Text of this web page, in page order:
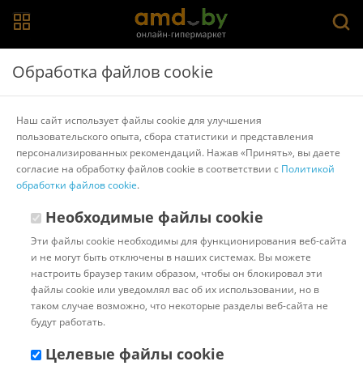
Главная > Каталог товаров
Банкетки, тумбы и полки для
обуви > MONOFIX
Банкетка MONOFIX Буно (оранжевый)
Другие товары MONOFIX
Обработка файлов cookie
Наш сайт использует файлы cookie для улучшения
пользовательского опыта, сбора статистики и представления
персонализированных рекомендаций. Нажав «Принять», вы даете
согласие на обработку файлов cookie в соответствии с Политикой
обработки файлов cookie.
Необходимые файлы cookie
Эти файлы cookie необходимы для функционирования веб-сайта
и не могут быть отключены в наших системах. Вы можете
настроить браузер таким образом, чтобы он блокировал эти
файлы cookie или уведомлял вас об их использовании, но в
таком случае возможно, что некоторые разделы веб-сайта не
будут работать.
Целевые файлы cookie